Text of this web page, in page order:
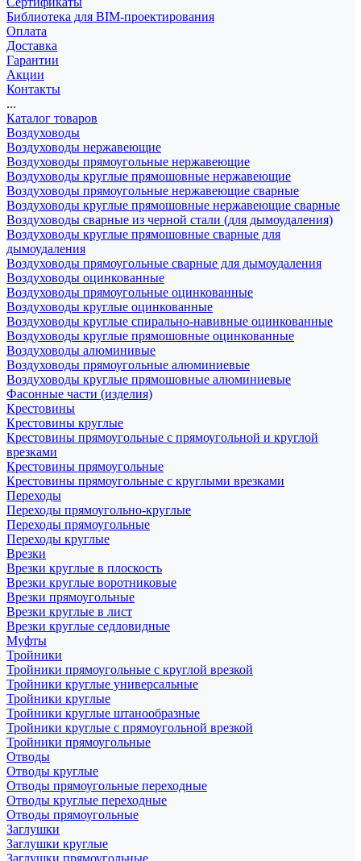
Библиотека для BIM-проектирования
Оплата
Доставка
Гарантии
Акции
Контакты
...
Каталог товаров
Воздуховоды
Воздуховоды нержавеющие
Воздуховоды прямоугольные нержавеющие
Воздуховоды круглые прямошовные нержавеющие
Воздуховоды прямоугольные нержавеющие сварные
Воздуховоды круглые прямошовные нержавеющие сварные
Воздуховоды сварные из черной стали (для дымоудаления)
Воздуховоды круглые прямошовные сварные для
дымоудаления
Воздуховоды прямоугольные сварные для дымоудаления
Воздуховоды оцинкованные
Воздуховоды прямоугольные оцинкованные
Воздуховоды круглые оцинкованные
Воздуховоды круглые спирально-навивные оцинкованные
Воздуховоды круглые прямошовные оцинкованные
Воздуховоды алюминивые
Воздуховоды прямоугольные алюминиевые
Воздуховоды круглые прямошовные алюминиевые
Фасонные части (изделия)
Крестовины
Крестовины круглые
Крестовины прямоугольные с прямоугольной и круглой
врезками
Крестовины прямоугольные
Крестовины прямоугольные с круглыми врезками
Переходы
Переходы прямоугольно-круглые
Переходы прямоугольные
Переходы круглые
Врезки
Врезки круглые в плоскость
Врезки круглые воротниковые
Врезки прямоугольные
Врезки круглые в лист
Врезки круглые седловидные
Муфты
Тройники
Тройники прямоугольные с круглой врезкой
Тройники круглые универсальные
Тройники круглые
Тройники круглые штанообразные
Тройники круглые с прямоугольной врезкой
Тройники прямоугольные
Отводы
Отводы круглые
Отводы прямоугольные переходные
Отводы круглые переходные
Отводы прямоугольные
Заглушки
Заглушки круглые
Заглушки прямоугольные